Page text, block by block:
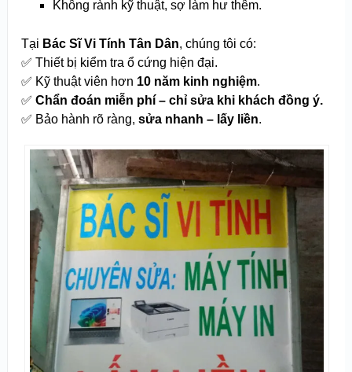
Không rành kỹ thuật, sợ làm hư thêm.
Tại Bác Sĩ Vi Tính Tân Dân, chúng tôi có:
✅ Thiết bị kiểm tra ổ cứng hiện đại.
✅ Kỹ thuật viên hơn 10 năm kinh nghiệm.
✅ Chẩn đoán miễn phí – chỉ sửa khi khách đồng ý.
✅ Bảo hành rõ ràng, sửa nhanh – lấy liền.